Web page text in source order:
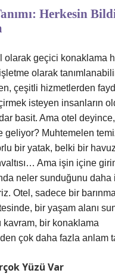
Herkesin
olarak geçici konaklama
olarak
çeşitli hizmetlerden
isteyen insanların
basit. Ama otel deyince,
geliyor? Muhtemelen
bir yatak, belki bir
Ama işin içine
neler sunduğunu daha
Otel, sadece bir
bir yaşam alanı
kavram, bir konaklama
çok daha fazla anlam
Yüzü Var